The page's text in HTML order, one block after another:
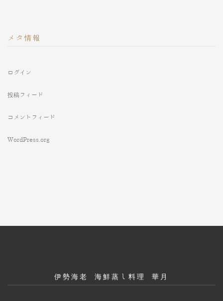
メタ情報
ログイン
投稿フィード
コメントフィード
WordPress.org
伊勢海老 海鮮蒸し料理 華月